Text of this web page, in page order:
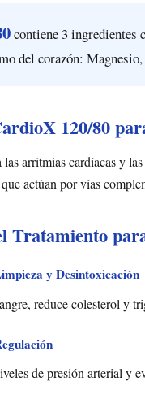
contiene 3 ingredientes
del corazón:
120/80
arritmias cardíacas y
actúan por vías
Tratamiento
y Desintoxicación
reduce colesterol y
de presión arterial y